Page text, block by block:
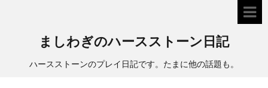
ましわぎのハースストーン日記
ハースストーンのプレイ日記です。たまに他の話題も。